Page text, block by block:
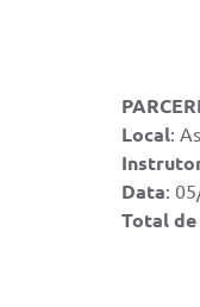
Local:
Data:
Total de